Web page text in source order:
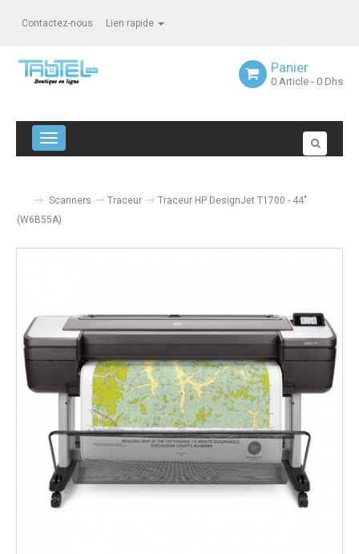
Contactez-nous Lien rapide
Panier
0 Article - 0 Dhs
Navigation bascule
Scanners Traceur
Traceur HP DesignJet T1700 - 44"
(W6B55A)